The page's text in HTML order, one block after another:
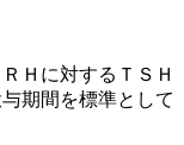
Ｈに対するＴＳＨ
期間を標準として